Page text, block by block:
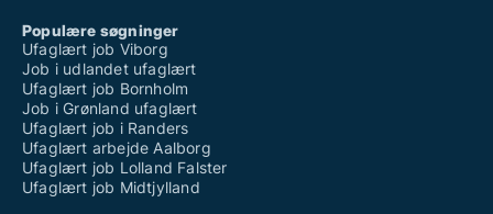
Populære søgninger
Ufaglært job Viborg
Job i udlandet ufaglært
Ufaglært job Bornholm
Job i Grønland ufaglært
Ufaglært job i Randers
Ufaglært arbejde Aalborg
Ufaglært job Lolland Falster
Ufaglært job Midtjylland